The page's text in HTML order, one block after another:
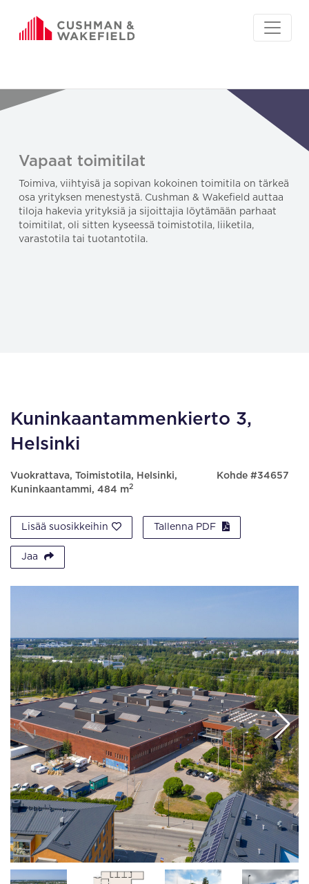
Vapaat toimitilat
Toimiva, viihtyisä ja sopivan kokoinen toimitila on tärkeä
osa yrityksen menestystä. Cushman & Wakefield auttaa
tiloja hakevia yrityksiä ja sijoittajia löytämään parhaat
toimitilat, oli sitten kyseessä toimistotila, liiketila,
varastotila tai tuotantotila.
Kuninkaantammenkierto 3,
Helsinki
Vuokrattava, Toimistotila, Helsinki,
Kuninkaantammi, 484 m2
Kohde #34657
Lisää suosikkeihin Tallenna PDF
Jaa